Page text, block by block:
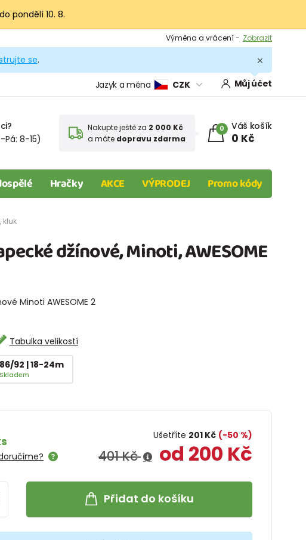
pondělí 10. 8.
Výměna a vrácení - Zobrazit
Podmínky
se.
Jazyk a měna CZK Můj účet
Pá: 8-15)
Nakupte ještě za 2 000 Kč
a máte dopravu zdarma
0 Váš košík
0 Kč
Hračky AKCE VÝPRODEJ Promo kódy
kluk
džínové, Minoti, AWESOME
Minoti AWESOME 2
Tabulka velikostí
86/92 | 18-24m
Skladem
Ušetříte 201 Kč (-50 %)
401 Kč od 200 Kč
Přidat do košíku